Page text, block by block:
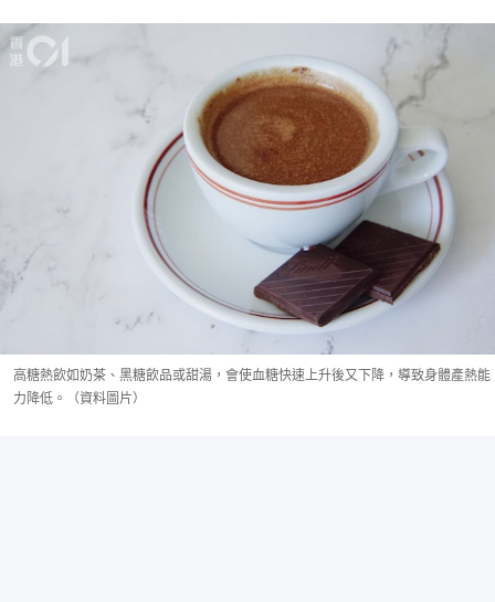
高糖熱飲如奶茶、黑糖飲品或甜湯，會使血糖快速上升後又下降，導致身體產熱能
力降低。（資料圖片）